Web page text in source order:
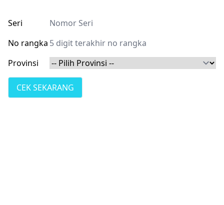
Seri
No rangka
Provinsi